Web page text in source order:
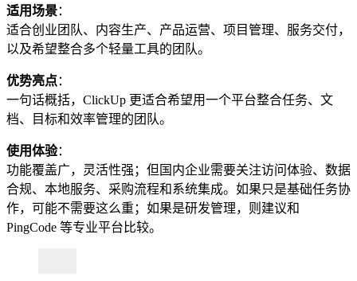
适用场景：
适合创业团队、内容生产、产品运营、项目管理、服务交付，
以及希望整合多个轻量工具的团队。
优势亮点：
一句话概括，ClickUp 更适合希望用一个平台整合任务、文
档、目标和效率管理的团队。
使用体验：
功能覆盖广，灵活性强；但国内企业需要关注访问体验、数据
合规、本地服务、采购流程和系统集成。如果只是基础任务协
作，可能不需要这么重；如果是研发管理，则建议和
PingCode 等专业平台比较。